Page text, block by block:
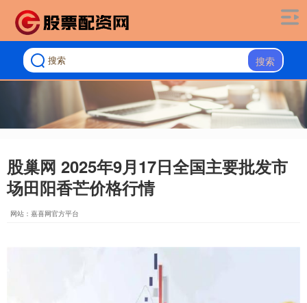
搜索
股巢网 2025年9月17日全国主要批发市
场田阳香芒价格行情
网站：嘉喜网官方平台